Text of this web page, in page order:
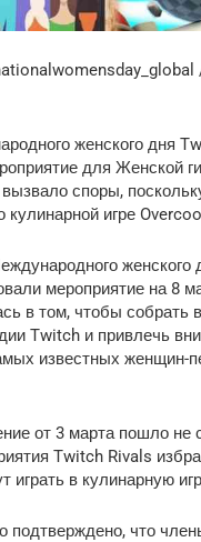
женского дня
для Женской
споры,
игре
женского
мероприятие на 8
в том, чтобы собрать
Twitch и привлечь
известных женщин-
от 3 марта пошло не
Twitch Rivals
играть в кулинарную
подтверждено, что